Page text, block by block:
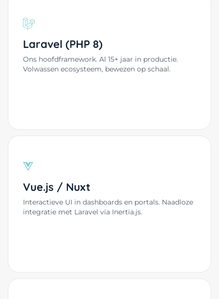
Laravel (PHP 8)
Ons hoofdframework. Al 15+ jaar in productie.
Volwassen ecosysteem, bewezen op schaal.
Vue.js / Nuxt
Interactieve UI in dashboards en portals. Naadloze
integratie met Laravel via Inertia.js.